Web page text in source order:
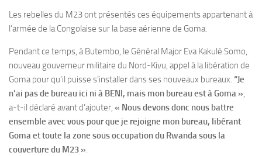
Les rebelles du M23 ont présentés ces équipements appartenant à
l’armée de la Congolaise sur la base aérienne de Goma.
Pendant ce temps, à Butembo, le Général Major Eva Kakulé Somo,
nouveau gouverneur militaire du Nord-Kivu, appel à la libération de
Goma pour qu’il puisse s’installer dans ses nouveaux bureaux. “Je
n’ai pas de bureau ici ni à BENI, mais mon bureau est à Goma »,
a-t-il déclaré avant d’ajouter, « Nous devons donc nous battre
ensemble avec vous pour que je rejoigne mon bureau, libérant
Goma et toute la zone sous occupation du Rwanda sous la
couverture du M23 ».